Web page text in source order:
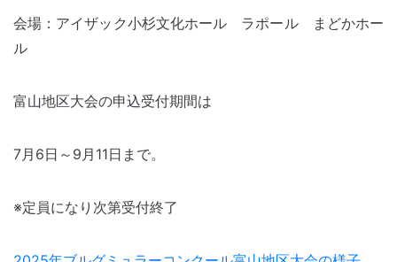
会場：アイザック小杉文化ホール ラポール まどかホー
ル
富山地区大会の申込受付期間は
7月6日～9月11日まで。
※定員になり次第受付終了